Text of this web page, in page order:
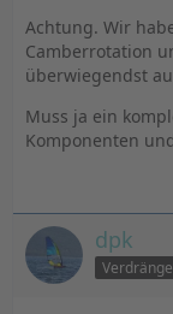
Achtung. Wir
Camberrotation
überwiegendst
Muss ja ein
Komponenten
dpk